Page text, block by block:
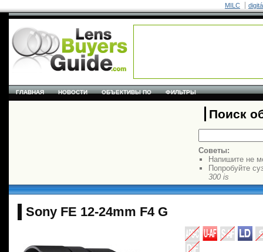
MILC
ГЛАВНАЯ НОВОСТИ ОБЪЕКТИВЫ ПО ФИЛЬТРЫ
Поиск
Советы:
Напишите не
Попробуйте
300 is
Sony FE 12-24mm F4 G